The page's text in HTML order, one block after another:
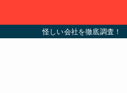
怪しい会社を徹底調査！